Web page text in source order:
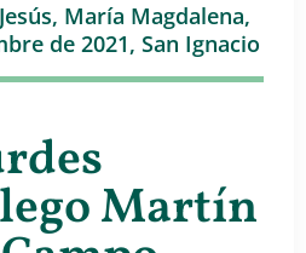
, María Magdalena,
de 2021, San Ignacio
Martín